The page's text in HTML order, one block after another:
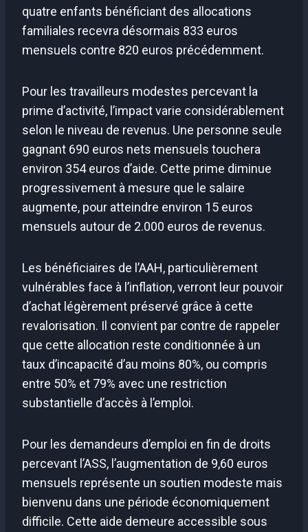
quatre enfants bénéficiant des allocations
familiales recevra désormais 833 euros
mensuels contre 820 euros précédemment.
Pour les travailleurs modestes percevant la
prime d’activité, l’impact varie considérablement
selon le niveau de revenus. Une personne seule
gagnant 690 euros nets mensuels touchera
environ 354 euros d’aide. Cette prime diminue
progressivement à mesure que le salaire
augmente, pour atteindre environ 15 euros
mensuels autour de 2.000 euros de revenus.
Les bénéficiaires de l’AAH, particulièrement
vulnérables face à l’inflation, verront leur pouvoir
d’achat légèrement préservé grâce à cette
revalorisation. Il convient par contre de rappeler
que cette allocation reste conditionnée à un
taux d’incapacité d’au moins 80%, ou compris
entre 50% et 79% avec une restriction
substantielle d’accès à l’emploi.
Pour les demandeurs d’emploi en fin de droits
percevant l’ASS, l’augmentation de 9,60 euros
mensuels représente un soutien modeste mais
bienvenu dans une période économiquement
difficile. Cette aide demeure accessible sous